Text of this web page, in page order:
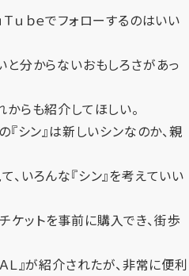
ｕｂｅでフォローするのはいい
と分からないおもしろさがあっ
からも紹介してほしい。
『シン』は新しいシンなのか、親
いろんな『シン』を考えていい
ットを事前に購入でき、街歩
Ｌ』が紹介されたが、非常に便利